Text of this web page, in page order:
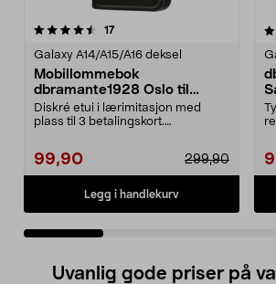
17anmeldelser
Galaxy A14/A15/A16 deksel
Mobillommebok
dbramante1928 Oslo til
Samsung Galaxy A14
Diskré etui i lærimitasjon med
plass til 3 betalingskort.
99,90 299,90
Legg i handlekurv
4.0 av 5 stjerner
Uvanlig gode priser på